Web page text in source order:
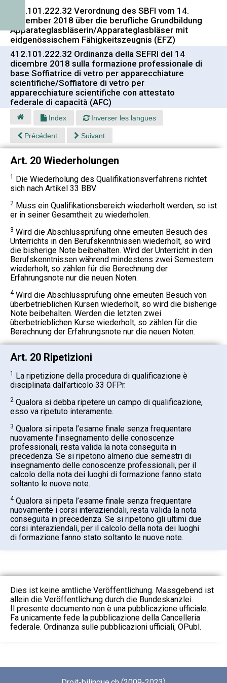
412.101.222.32 Verordnung des SBFI vom 14.
Dezember 2018 über die berufliche Grundbildung
Apparateglasbläserin/Apparateglasbläser mit
eidgenössischem Fähigkeitszeugnis (EFZ)
412.101.222.32 Ordinanza della SEFRI del 14
dicembre 2018 sulla formazione professionale di
base Soffiatrice di vetro per apparecchiature
scientifiche/Soffiatore di vetro per
apparecchiature scientifiche con attestato
federale di capacità (AFC)
Index Inverser les langues
Précédent Suivant
Art. 20 Wiederholungen
1 Die Wiederholung des Qualifikationsverfahrens richtet
sich nach Artikel 33 BBV.
2 Muss ein Qualifikationsbereich wiederholt werden, so ist
er in seiner Gesamtheit zu wiederholen.
3 Wird die Abschlussprüfung ohne erneuten Besuch des
Unterrichts in den Berufskenntnissen wiederholt, so wird
die bisherige Note beibehalten. Wird der Unterricht in den
Berufskenntnissen während mindestens zwei Semestern
wiederholt, so zählen für die Berechnung der
Erfahrungsnote nur die neuen Noten.
4Wird die Abschlussprüfung ohne erneuten Besuch von
überbetrieblichen Kursen wiederholt, so wird die bisherige
Note beibehalten. Werden die letzten zwei
überbetrieblichen Kurse wiederholt, so zählen für die
Berechnung der Erfahrungsnote nur die neuen Noten.
Art. 20 Ripetizioni
1 La ripetizione della procedura di qualificazione è
disciplinata dall’articolo 33 OFPr.
2 Qualora si debba ripetere un campo di qualificazione,
esso va ripetuto interamente.
3 Qualora si ripeta l’esame finale senza frequentare
nuovamente l’insegnamento delle conoscenze
professionali, resta valida la nota conseguita in
precedenza. Se si ripetono almeno due semestri di
insegnamento delle conoscenze professionali, per il
calcolo della nota dei luoghi di formazione fanno stato
soltanto le nuove note.
4Qualora si ripeta l’esame finale senza frequentare
nuovamente i corsi interaziendali, resta valida la nota
conseguita in precedenza. Se si ripetono gli ultimi due
corsi interaziendali, per il calcolo della nota dei luoghi
di formazione fanno stato soltanto le nuove note.
Dies ist keine amtliche Veröffentlichung. Massgebend ist
allein die Veröffentlichung durch die Bundeskanzlei.
Il presente documento non è una pubblicazione ufficiale.
Fa unicamente fede la pubblicazione della Cancelleria
federale. Ordinanza sulle pubblicazioni ufficiali, OPubl.